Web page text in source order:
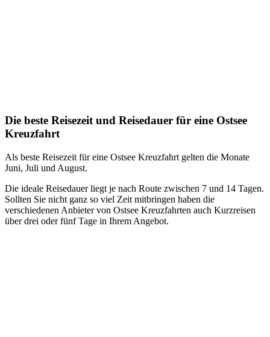
Die beste Reisezeit und Reisedauer für eine Ostsee
Kreuzfahrt
Als beste Reisezeit für eine Ostsee Kreuzfahrt gelten die Monate
Juni, Juli und August.
Die ideale Reisedauer liegt je nach Route zwischen 7 und 14 Tagen.
Sollten Sie nicht ganz so viel Zeit mitbringen haben die
verschiedenen Anbieter von Ostsee Kreuzfahrten auch Kurzreisen
über drei oder fünf Tage in Ihrem Angebot.